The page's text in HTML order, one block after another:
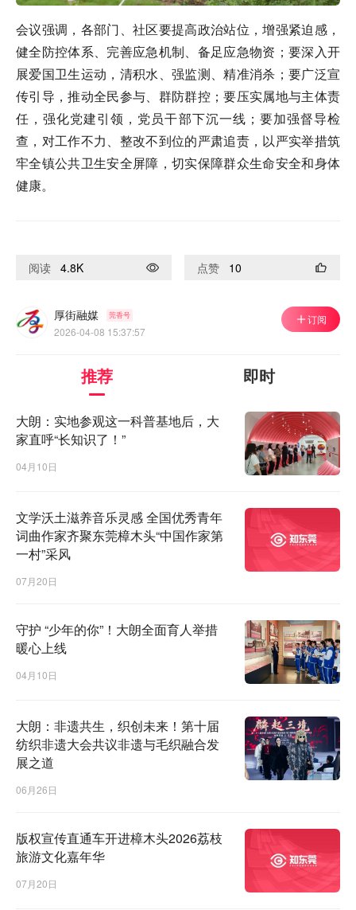
会议强调，各部门、社区要提高政治站位，增强紧迫感，
健全防控体系、完善应急机制、备足应急物资；要深入开
展爱国卫生运动，清积水、强监测、精准消杀；要广泛宣
传引导，推动全民参与、群防群控；要压实属地与主体责
任，强化党建引领，党员干部下沉一线；要加强督导检
查，对工作不力、整改不到位的严肃追责，以严实举措筑
牢全镇公共卫生安全屏障，切实保障群众生命安全和身体
健康。
阅读 4.8K 点赞 10
厚街融媒 莞香号
2026-04-08 15:37:57
订阅
推荐 即时
大朗：实地参观这一科普基地后，大
家直呼“长知识了！”
04月10日
文学沃土滋养音乐灵感 全国优秀青年
词曲作家齐聚东莞樟木头“中国作家第
一村”采风
07月20日
守护 “少年的你”！大朗全面育人举措
暖心上线
04月10日
大朗：非遗共生，织创未来！第十届
纺织非遗大会共议非遗与毛织融合发
展之道
06月26日
版权宣传直通车开进樟木头2026荔枝
旅游文化嘉年华
07月20日